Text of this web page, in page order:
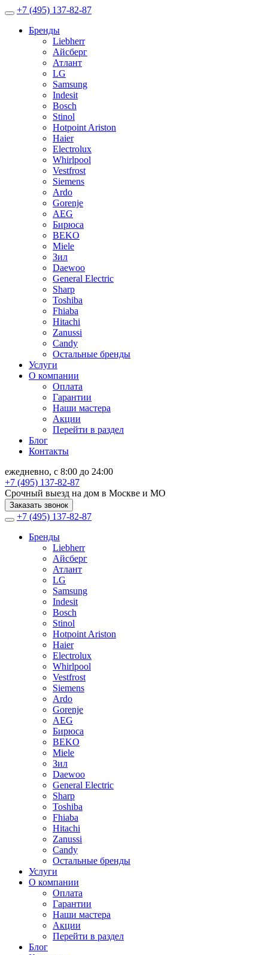
+7 (495) 137-82-87
Бренды
Liebherr
Айсберг
Атлант
LG
Samsung
Indesit
Bosch
Stinol
Hotpoint Ariston
Haier
Electrolux
Whirlpool
Vestfrost
Siemens
Ardo
Gorenje
AEG
Бирюса
BEKO
Miele
Зил
Daewoo
General Electric
Sharp
Toshiba
Fhiaba
Hitachi
Zanussi
Candy
Остальные бренды
Услуги
О компании
Оплата
Гарантии
Наши мастера
Акции
Перейти в раздел
Блог
Контакты
ежедневно, с 8:00 до 24:00
+7 (495) 137-82-87
Срочный выезд на дом в Москве и МО
Заказать звонок
+7 (495) 137-82-87
Бренды
Liebherr
Айсберг
Атлант
LG
Samsung
Indesit
Bosch
Stinol
Hotpoint Ariston
Haier
Electrolux
Whirlpool
Vestfrost
Siemens
Ardo
Gorenje
AEG
Бирюса
BEKO
Miele
Зил
Daewoo
General Electric
Sharp
Toshiba
Fhiaba
Hitachi
Zanussi
Candy
Остальные бренды
Услуги
О компании
Оплата
Гарантии
Наши мастера
Акции
Перейти в раздел
Блог